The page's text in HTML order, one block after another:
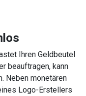
Ihren Geldbeutel
beauftragen, kann
Neben monetären
Logo-Erstellers